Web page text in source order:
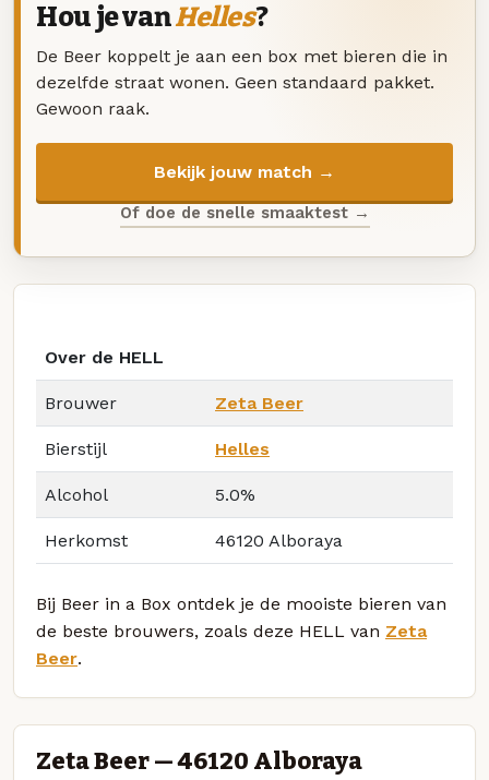
Hou je vanHelles?
De Beer koppelt je aan een box met bieren die in
dezelfde straat wonen. Geen standaard pakket.
Gewoon raak.
Bekijk jouw match →
Of doe de snelle smaaktest →
Over de HELL
Brouwer Zeta Beer
Bierstijl Helles
Alcohol 5.0%
Herkomst 46120 Alboraya
Bij Beer in a Box ontdek je de mooiste bieren van
de beste brouwers, zoals deze HELL van Zeta
Beer.
Zeta Beer — 46120 Alboraya